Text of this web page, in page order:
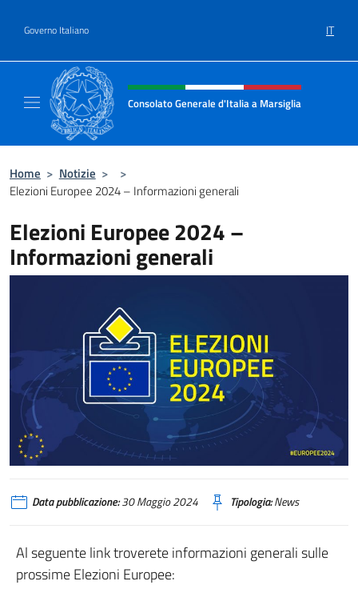
Governo Italiano IT
Intestazione sito, social e menù
Consolato Generale d'Italia a Marsiglia
Home > Notizie >
>
Elezioni Europee 2024 – Informazioni generali
Elezioni Europee 2024 –
Informazioni generali
Data pubblicazione:30 Maggio 2024 Tipologia:News
Al seguente link troverete informazioni generali sulle
prossime Elezioni Europee: